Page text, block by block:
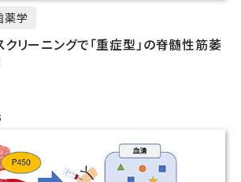
薬学
リーニングで「重症型」の脊髄性筋萎